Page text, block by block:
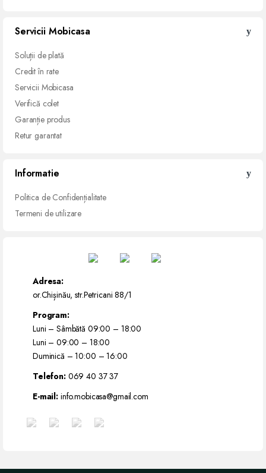
Servicii Mobicasa
Soluții deplată
Creditîn rate
Servicii Mobicasa
Verifică colet
Garanțieprodus
Retur garantat
Informatie
Politica de Confidențialitate
Termeni de utilizare
Adresa:
or.Chișinău, str.Petricani 88/1
Program:
Luni – Sâmbătă 09:00 – 18:00
Luni – 09:00 – 18:00
Duminică – 10:00 – 16:00
Telefon: 069 40 37 37
E-mail: info.mobicasa@gmail.com